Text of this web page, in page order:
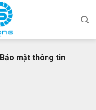
Bảo mật thông tin